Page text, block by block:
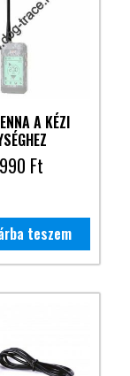
A KÉZI
Ft
teszem